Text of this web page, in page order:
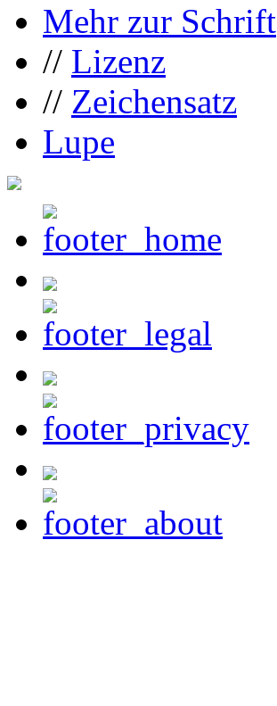
Mehr zur Schrift
// Lizenz
// Zeichensatz
Lupe